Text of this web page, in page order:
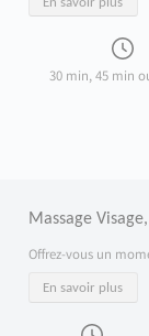
30 min, 45 min
Massage
Offrez-vous un
En savoir plus